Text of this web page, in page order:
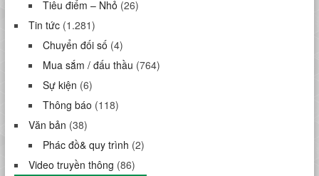
Tiêu điểm – Nhỏ (26)
Tin tức(1.281)
Chuyển đối số (4)
Mua sắm / đấu thầu (764)
Sự kiện (6)
Thông báo (118)
Văn bản (38)
Phác đồ& quy trình (2)
Video truyền thông (86)